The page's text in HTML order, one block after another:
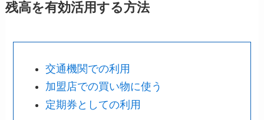
残高を有効活用する方法
交通機関での利用
加盟店での買い物に使う
定期券としての利用